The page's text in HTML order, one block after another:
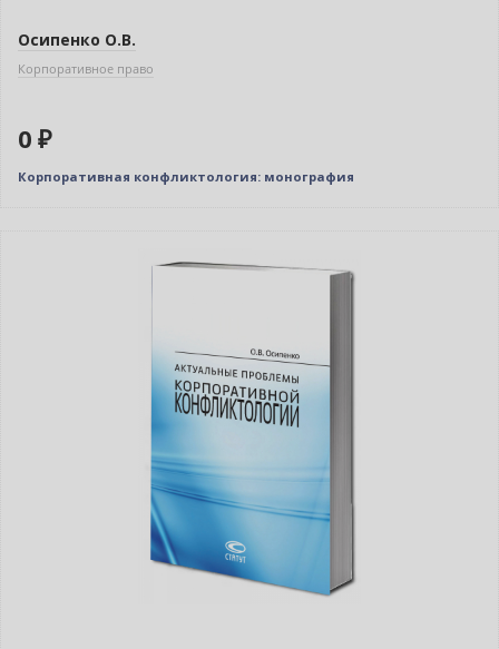
Осипенко О.В.
Корпоративное право
0 ₽
Корпоративная конфликтология: монография